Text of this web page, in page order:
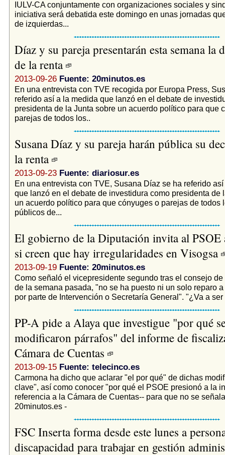
IULV-CA conjuntamente con organizaciones sociales y
iniciativa será debatida este domingo en unas jornadas
de izquierdas...
Díaz y su pareja presentarán esta semana la
de la renta
2013-09-26 Fuente: 20minutos.es
En una entrevista con TVE recogida por Europa Press,
referido así a la medida que lanzó en el debate de
presidenta de la Junta sobre un acuerdo político para que
parejas de todos los..
Susana Díaz y su pareja harán pública su
la renta
2013-09-23 Fuente: diariosur.es
En una entrevista con TVE, Susana Díaz se ha referido
que lanzó en el debate de investidura como presidenta de
un acuerdo político para que cónyuges o parejas de todos
públicos de...
El gobierno de la Diputación invita al PSOE
si creen que hay irregularidades en Visogsa
2013-09-19 Fuente: 20minutos.es
Como señaló el vicepresidente segundo tras el consejo
de la semana pasada, "no se ha puesto ni un solo reparo
por parte de Intervención o Secretaría General". "¿Va a
PP-A pide a Alaya que investigue "por qué
modificaron párrafos" del informe de
Cámara de Cuentas
2013-09-15 Fuente: telecinco.es
Carmona ha dicho que aclarar "el por qué" de dichas
clave", así como conocer "por qué el PSOE presionó a la
referencia a la Cámara de Cuentas-- para que no se
20minutos.es -
FSC Inserta forma desde este lunes a
discapacidad para trabajar en gestión